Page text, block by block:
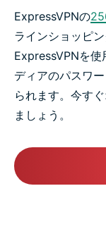
ExpressVPNの
ラインショッピ
ExpressVPNを使
ディアのパスワ
られます。今す
ましょう。